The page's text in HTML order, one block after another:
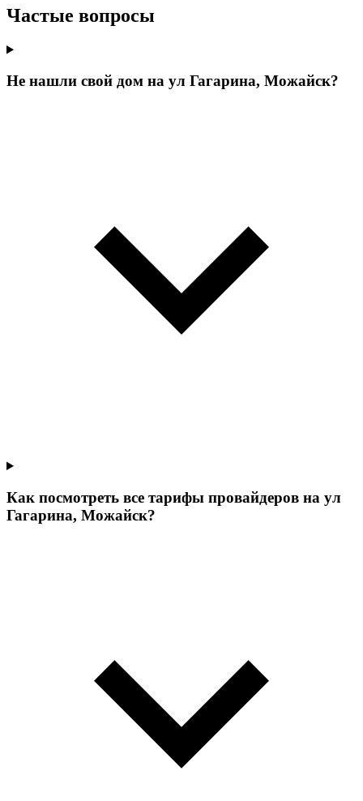
Частые вопросы
Не нашли свой дом на ул Гагарина, Можайск?
Как посмотреть все тарифы провайдеров на ул
Гагарина, Можайск?